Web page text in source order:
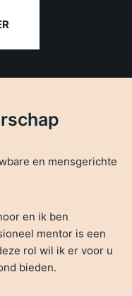
en mensgerichte
en ik ben
mentor is een
rol wil ik er voor u
bieden.